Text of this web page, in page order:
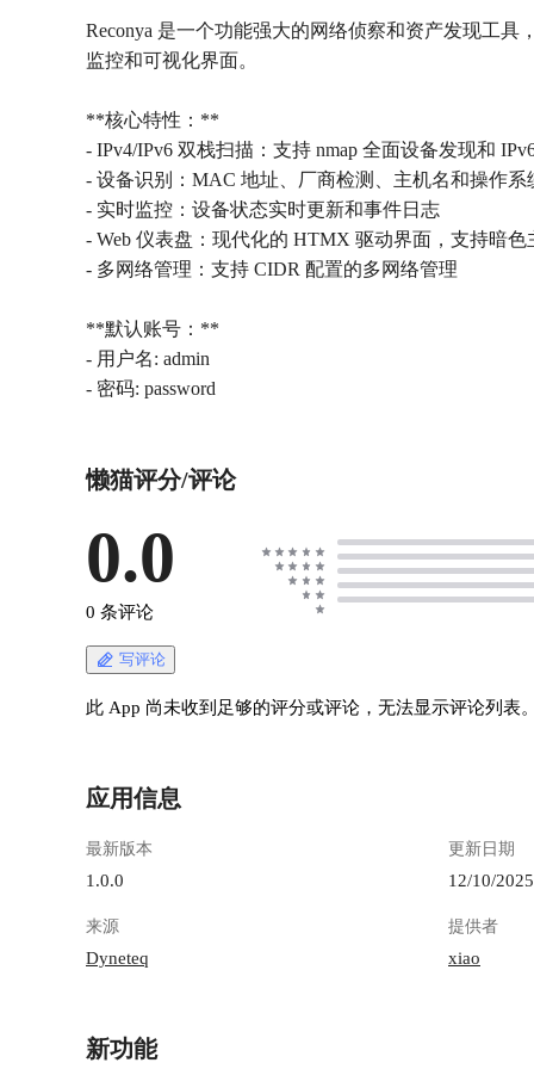
Reconya 是一个功能强大的网络侦察和资产发现工
监控和可视化界面。
**核心特性：**
- IPv4/IPv6 双栈扫描：支持 nmap 全面设备发现和
- 设备识别：MAC 地址、厂商检测、主机名和操作系
- 实时监控：设备状态实时更新和事件日志
- Web 仪表盘：现代化的 HTMX 驱动界面，支持暗色
- 多网络管理：支持 CIDR 配置的多网络管理
**默认账号：**
- 用户名: admin
- 密码: password
懒猫评分/评论
0.0
0 条评论
写评论
此 App 尚未收到足够的评分或评论，无法显示评论列表
应用信息
最新版本
1.0.0
更新日期
12/10/2025
来源
Dyneteq
提供者
xiao
新功能